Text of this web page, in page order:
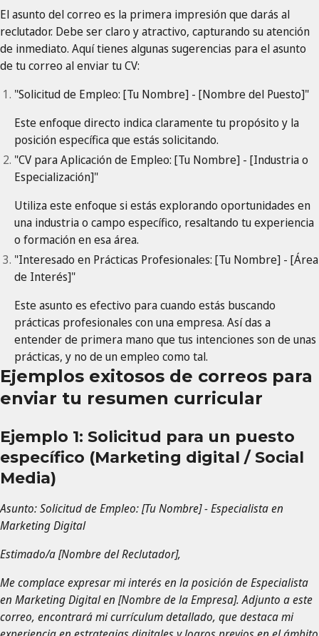
El asunto del correo es la primera impresión que darás al
reclutador. Debe ser claro y atractivo, capturando su atención
de inmediato. Aquí tienes algunas sugerencias para el asunto
de tu correo al enviar tu CV:
"Solicitud de Empleo: [Tu Nombre] - [Nombre del Puesto]"
Este enfoque directo indica claramente tu propósito y la
posición específica que estás solicitando.
"CV para Aplicación de Empleo: [Tu Nombre] - [Industria o
Especialización]"
Utiliza este enfoque si estás explorando oportunidades en
una industria o campo específico, resaltando tu experiencia
o formación en esa área.
"Interesado en Prácticas Profesionales: [Tu Nombre] - [Área
de Interés]"
Este asunto es efectivo para cuando estás buscando
prácticas profesionales con una empresa. Así das a
entender de primera mano que tus intenciones son de unas
prácticas, y no de un empleo como tal.
Ejemplos exitosos de correos para
enviar tu resumen curricular
Ejemplo 1: Solicitud para un puesto
específico (Marketing digital / Social
Media)
Asunto: Solicitud de Empleo: [Tu Nombre] - Especialista en
Marketing Digital
Estimado/a [Nombre del Reclutador],
Me complace expresar mi interés en la posición de Especialista
en Marketing Digital en [Nombre de la Empresa]. Adjunto a este
correo, encontrará mi currículum detallado, que destaca mi